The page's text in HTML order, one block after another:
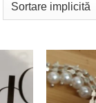
to